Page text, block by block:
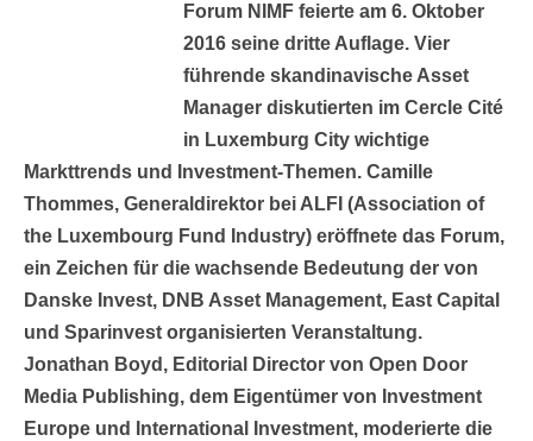
Forum NIMF feierte am 6. Oktober
2016 seine dritte Auflage. Vier
führende skandinavische Asset
Manager diskutierten im Cercle Cité
in Luxemburg City wichtige
Markttrends und Investment-Themen. Camille
Thommes, Generaldirektor bei ALFI (Association of
the Luxembourg Fund Industry) eröffnete das Forum,
ein Zeichen für die wachsende Bedeutung der von
Danske Invest, DNB Asset Management, East Capital
und Sparinvest organisierten Veranstaltung.
Jonathan Boyd, Editorial Director von Open Door
Media Publishing, dem Eigentümer von Investment
Europe und International Investment, moderierte die